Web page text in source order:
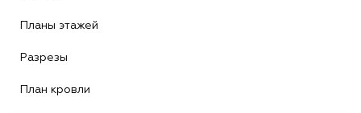
Планы этажей
Разрезы
План кровли